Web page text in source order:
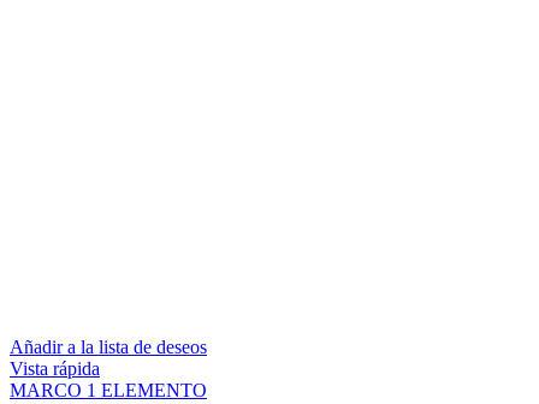
Añadir a la lista de deseos
Vista rápida
MARCO 1 ELEMENTO